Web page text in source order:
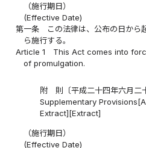
（施行期日）
(Effective Date)
第一条
この法律は、公布の日から
ら施行する。
Article 1
This Act comes into
of promulgation.
附 則〔平成二十四年六月二
Supplementary
Extract][Extract]
（施行期日）
(Effective Date)